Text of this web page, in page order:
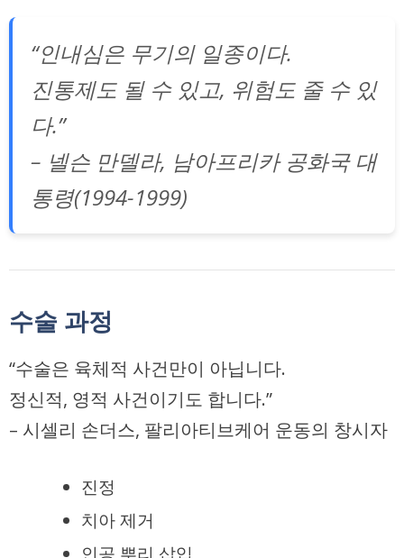
“인내심은 무기의 일종이다.
진통제도 될 수 있고, 위험도 줄 수 있
다.”
– 넬슨 만델라, 남아프리카 공화국 대
통령(1994-1999)
수술 과정
“수술은 육체적 사건만이 아닙니다.
정신적, 영적 사건이기도 합니다.”
– 시셀리 손더스, 팔리아티브케어 운동의 창시자
진정
치아 제거